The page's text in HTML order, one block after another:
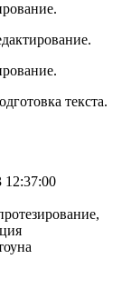
текста.
12:37:00